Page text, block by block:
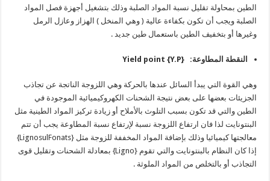
الطين بمحاولة تقليل نسبة المواد الصلبة وذلك بتشغيل أجهزة فصل المواد
الصلبة ويجب أن تكون بكفاءة عالية ( وهي المنخل ) الهزاز وعازل الرمل
وغيرها أو بتخفيف الطين باستعمال طين جديد .
النقطة المطاوعة: {Yield point {Y.P
وهي القوة التي يبدأ السائل عندها بالحركة وهي اللزوجة الناتجة عن تجاذب
الجزيئات بعضها على بعض نتيجة الشحنات الكهروكيميائية الموجودة في
الطين والتي قد تكون بسبب التلوث بالأملاح أو زيادة تركيز المواد الطينية مثل
البنتونايت لذا فان ارتفاع اللزوجة نسبة لإرتفاع نسبة المطاوعة يجب أن تتم
معالجتها كيميائيا وذلك بإضافة المواد المخففة للزوجة مثل {LignosulFonats}
إذا كان النظام بالبنتونايت والتي تقوم {Ligno} بمعادلة الشحنات وتقليل قوى
التجاذب أو بالتخلص من المواد الملوثة .